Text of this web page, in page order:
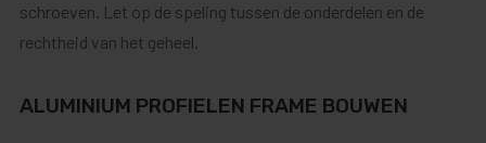
schroeven. Let op de speling tussen de onderdelen en de
rechtheid van het geheel.
ALUMINIUM PROFIELEN FRAME BOUWEN